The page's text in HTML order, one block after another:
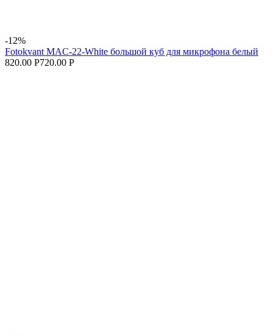
-12%
Fotokvant MAC-22-White большой куб для микрофона белый
820.00 Р720.00 Р